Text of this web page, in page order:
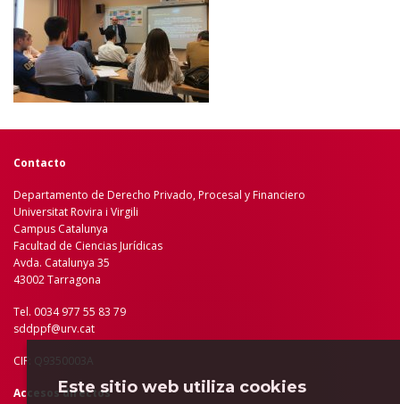
Contacto
Departamento de Derecho Privado, Procesal y Financiero
Universitat Rovira i Virgili
Campus Catalunya
Facultad de Ciencias Jurídicas
Avda. Catalunya 35
43002 Tarragona
Tel. 0034 977 55 83 79
sddppf@urv.cat
CIF: Q9350003A
Accesos directos
Este sitio web utiliza cookies